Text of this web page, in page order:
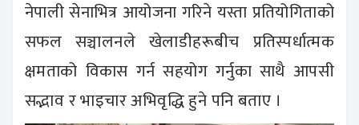
नेपाली सेनाभित्र आयोजना गरिने यस्ता प्रतियोगिताको
सफल सञ्चालनले खेलाडीहरूबीच प्रतिस्पर्धात्मक
क्षमताको विकास गर्न सहयोग गर्नुका साथै आपसी
सद्भाव र भाइचार अभिवृद्धि हुने पनि बताए ।